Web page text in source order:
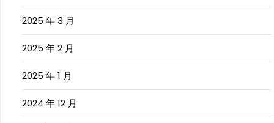
2025 年 3 月
2025 年 2 月
2025 年 1 月
2024 年 12 月